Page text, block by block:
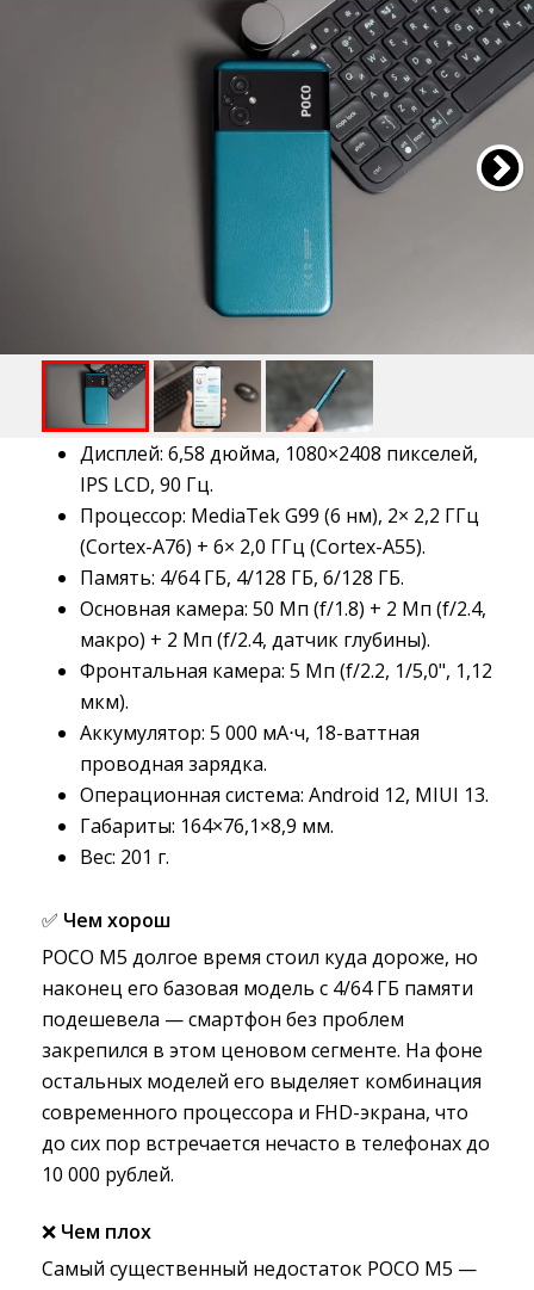
Дисплей: 6,58 дюйма, 1080×2408 пикселей,
IPS LCD, 90 Гц.
Процессор: MediaTek G99 (6 нм), 2× 2,2 ГГц
(Cortex-A76) + 6× 2,0 ГГц (Cortex-A55).
Память: 4/64 ГБ, 4/128 ГБ, 6/128 ГБ.
Основная камера: 50 Мп (f/1.8) + 2 Мп (f/2.4,
макро) + 2 Мп (f/2.4, датчик глубины).
Фронтальная камера: 5 Мп (f/2.2, 1/5,0", 1,12
мкм).
Аккумулятор: 5 000 мА⋅ч, 18-ваттная
проводная зарядка.
Операционная система: Android 12, MIUI 13.
Габариты: 164×76,1×8,9 мм.
Вес: 201 г.
✅ Чем хорош
POCO M5 долгое время стоил куда дороже, но
наконец его базовая модель с 4/64 ГБ памяти
подешевела — смартфон без проблем
закрепился в этом ценовом сегменте. На фоне
остальных моделей его выделяет комбинация
современного процессора и FHD-экрана, что
до сих пор встречается нечасто в телефонах до
10 000 рублей.
❌ Чем плох
Самый существенный недостаток POCO M5 —